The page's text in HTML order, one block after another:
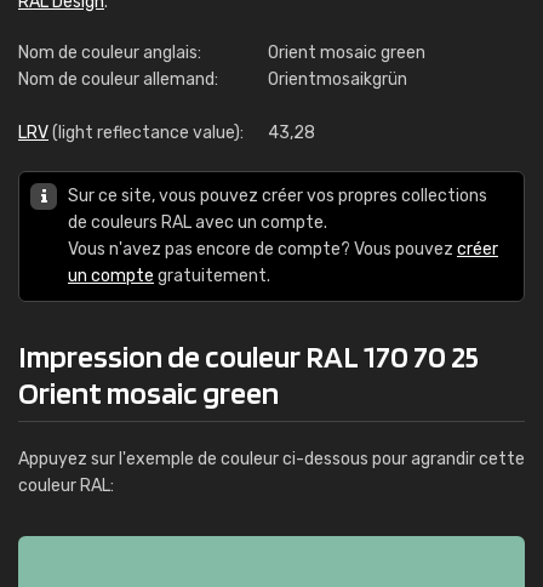
Nom de couleur anglais:
Orient mosaic green
Nom de couleur allemand:
Orientmosaikgrün
LRV(light reflectance value): 43,28
Sur ce site, vous pouvez créer vos propres collections
de couleurs RAL avec un compte.
Vous n'avez pas encore de compte? Vous pouvez créer
un compte gratuitement.
Impression de couleur RAL 170 70 25
Orient mosaic green
Appuyez sur l'exemple de couleur ci-dessous pour agrandir cette
couleur RAL: